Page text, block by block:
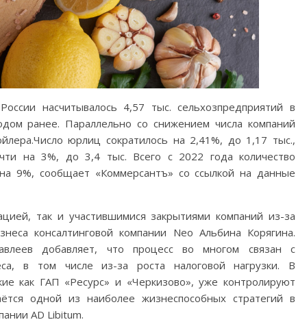
насчитывалось 4,57 тыс. сельхозпредприятий в
ранее. Параллельно со снижением числа компаний
юрлиц сократилось на 2,41%, до 1,17 тыс.,
на 3%, до 3,4 тыс. Всего с 2022 года количество
9%, сообщает «Коммерсантъ» со ссылкой на данные
так и участившимися закрытиями компаний из-за
консалтинговой компании Neo Альбина Корягина.
добавляет, что процесс во многом связан с
в том числе из-за роста налоговой нагрузки. В
как ГАП «Ресурс» и «Черкизово», уже контролируют
одной из наиболее жизнеспособных стратегий в
AD Libitum.